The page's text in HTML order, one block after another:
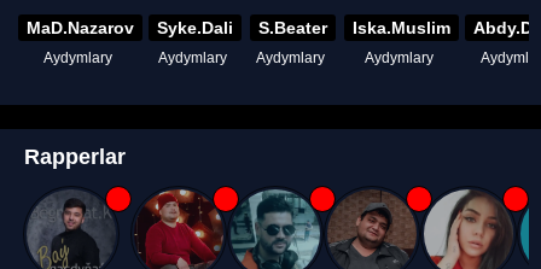
MaD.Nazarov
Aydymlary
Syke.Dali
Aydymlary
S.Beater
Aydymlary
Iska.Muslim
Aydymlary
Rapperlar